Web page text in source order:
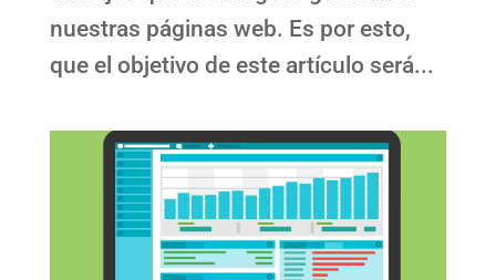
nuestras páginas web. Es por esto,
que el objetivo de este artículo será...